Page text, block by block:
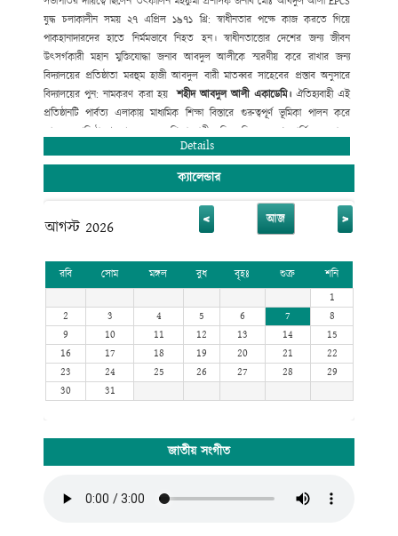
যুদ্ধ চলাকালীন সময় ২৭ এপ্রিল ১৯৭১ খ্রি: স্বাধীনতার পক্ষে কাজ করতে গিয়ে
পাকহানাদারদের হাতে নির্মমভাবে নিহত হন। স্বাধীনতাত্তোর দেশের জন্য জীবন
উৎসর্গকারী মহান মুক্তিযোদ্ধা জনাব আবদুল আলীকে স্মরণীয় করে রাখার জন্য
বিদ্যালয়ের প্রতিষ্ঠাতা মরহুম হাজী আবদুল বারী মাতব্বর সাহেবের প্রস্তাব অনুসারে
বিদ্যালয়ের পুন: নামকরণ করা হয়
শহীদ আবদুল আলী একাডেমি। ঐতিহ্যবাহী এই
প্রতিষ্ঠানটি পার্বত্য এলাকায় মাধ্যমিক শিক্ষা বিস্তারে গুরুত্বপূর্ণ ভূমিকা পালন করে
আসছে। প্রতিষ্ঠালগ্ন থেকে অনেক শিক্ষানুরাগী
ব্যক্তিত্ব নিজেদের শ্রম আর্থিক অনুদান
বিদ্যালয়টিকে মহীরূহে রূপান্তরিত করেছে।
Details
ক্যালেন্ডার
আগস্ট 2026 < আজ >
রবি সোম মঙ্গল বুধ বৃহঃ শুক্র
শনি
1
2
3 4 5 6 7
8
9
10 11 12 13 14
15
16
17 18 19 20 21
22
23
24 25 26 27 28
29
30
31
জাতীয় সংগীত